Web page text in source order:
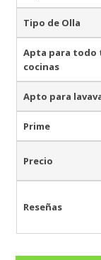
Tipo de Olla
Apta para todo
cocinas
Apto para
Prime
Precio
Reseñas